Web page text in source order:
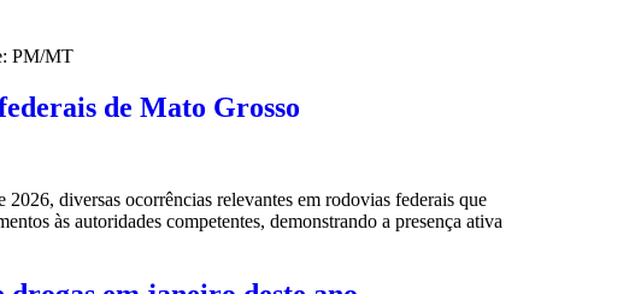
PM/MT
de Mato Grosso
diversas ocorrências relevantes em rodovias federais que
às autoridades competentes, demonstrando a presença ativa